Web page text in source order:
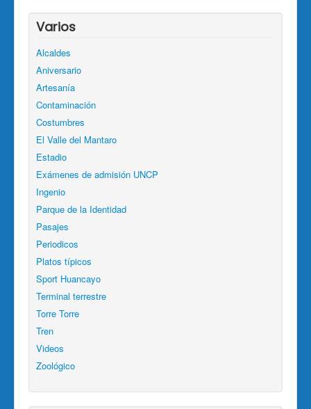
Varios
Alcaldes
Aniversario
Artesanía
Contaminación
Costumbres
El Valle del Mantaro
Estadio
Exámenes de admisión UNCP
Ingenio
Parque de la Identidad
Pasajes
Periodicos
Platos típicos
Sport Huancayo
Terminal terrestre
Torre Torre
Tren
Videos
Zoológico